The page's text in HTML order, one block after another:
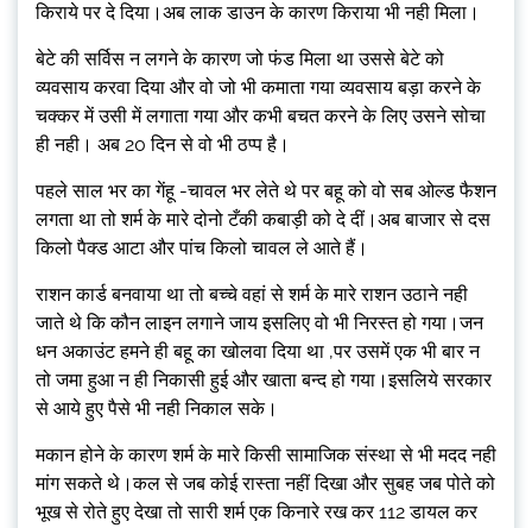
किराये पर दे दिया।अब लाक डाउन के कारण किराया भी नही मिला।
बेटे की सर्विस न लगने के कारण जो फंड मिला था उससे बेटे को
व्यवसाय करवा दिया और वो जो भी कमाता गया व्यवसाय बड़ा करने के
चक्कर में उसी में लगाता गया और कभी बचत करने के लिए उसने सोचा
ही नही। अब 20 दिन से वो भी ठप्प है।
पहले साल भर का गेंहू -चावल भर लेते थे पर बहू को वो सब ओल्ड फैशन
लगता था तो शर्म के मारे दोनो टँकी कबाड़ी को दे दीं।अब बाजार से दस
किलो पैक्ड आटा और पांच किलो चावल ले आते हैं।
राशन कार्ड बनवाया था तो बच्चे वहां से शर्म के मारे राशन उठाने नही
जाते थे कि कौन लाइन लगाने जाय इसलिए वो भी निरस्त हो गया।जन
धन अकाउंट हमने ही बहू का खोलवा दिया था ,पर उसमें एक भी बार न
तो जमा हुआ न ही निकासी हुई और खाता बन्द हो गया।इसलिये सरकार
से आये हुए पैसे भी नही निकाल सके।
मकान होने के कारण शर्म के मारे किसी सामाजिक संस्था से भी मदद नही
मांग सकते थे।कल से जब कोई रास्ता नहीं दिखा और सुबह जब पोते को
भूख से रोते हुए देखा तो सारी शर्म एक किनारे रख कर 112 डायल कर